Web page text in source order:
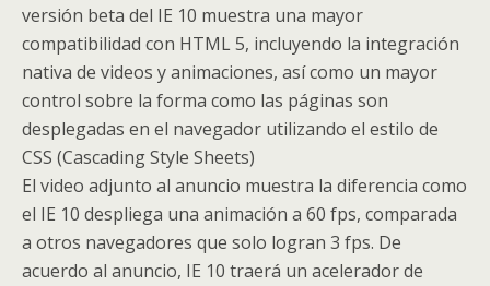
versión beta del IE 10 muestra una mayor
compatibilidad con HTML 5, incluyendo la integración
nativa de videos y animaciones, así como un mayor
control sobre la forma como las páginas son
desplegadas en el navegador utilizando el estilo de
CSS (Cascading Style Sheets)
El video adjunto al anuncio muestra la diferencia como
el IE 10 despliega una animación a 60 fps, comparada
a otros navegadores que solo logran 3 fps. De
acuerdo al anuncio, IE 10 traerá un acelerador de